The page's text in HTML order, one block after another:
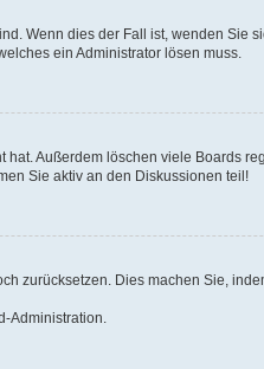
Wenn dies der Fall ist, wenden Sie
ein Administrator lösen muss.
Außerdem löschen viele Boards
Sie aktiv an den Diskussionen teil!
zurücksetzen. Dies machen Sie,
Administration.